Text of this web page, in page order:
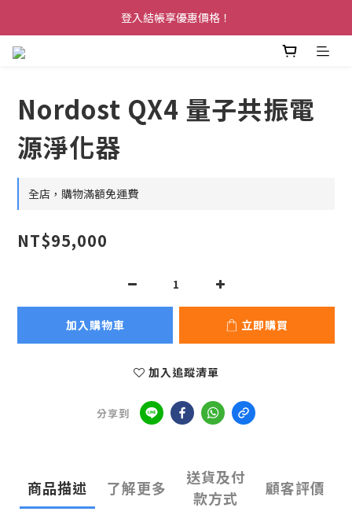
登入結帳享優惠價格！
Nordost QX4 量子共振電
源淨化器
全店，購物滿額免運費
NT$95,000
加入購物車 立即購買
加入追蹤清單
分享到
商品描述 了解更多
送貨及付
款方式
顧客評價